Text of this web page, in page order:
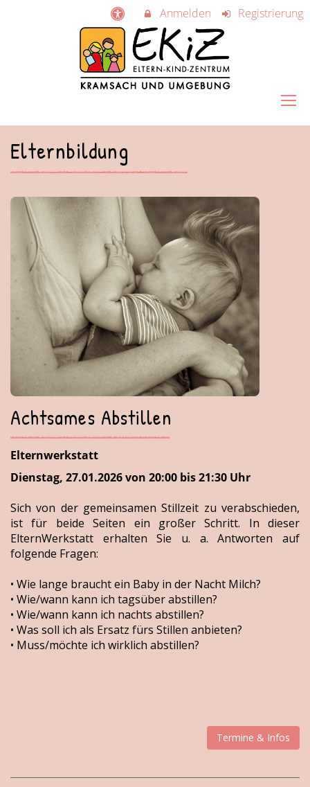
Anmelden Registrierung
Elternbildung
Achtsames Abstillen
Elternwerkstatt
Dienstag, 27.01.2026 von 20:00 bis 21:30 Uhr
Sich von der gemeinsamen Stillzeit zu verabschieden,
ist für beide Seiten ein großer Schritt. In dieser
ElternWerkstatt erhalten Sie u. a. Antworten auf
folgende Fragen:
• Wie lange braucht ein Baby in der Nacht Milch?
• Wie/wann kann ich tagsüber abstillen?
• Wie/wann kann ich nachts abstillen?
• Was soll ich als Ersatz fürs Stillen anbieten?
• Muss/möchte ich wirklich abstillen?
Termine & Infos